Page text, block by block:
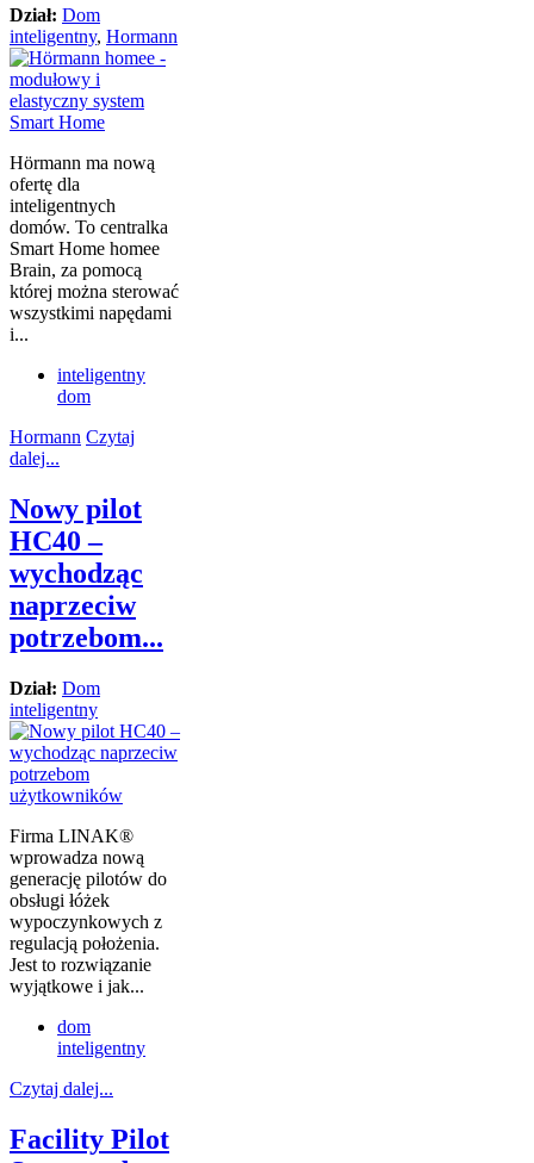
Dział: Dom
inteligentny, Hormann
Hörmann ma nową
ofertę dla
inteligentnych
domów. To centralka
Smart Home homee
Brain, za pomocą
której można sterować
wszystkimi napędami
i...
inteligentny
dom
Hormann Czytaj
dalej...
Nowy pilot
HC40 –
wychodząc
naprzeciw
potrzebom...
Dział: Dom
inteligentny
Firma LINAK®
wprowadza nową
generację pilotów do
obsługi łóżek
wypoczynkowych z
regulacją położenia.
Jest to rozwiązanie
wyjątkowe i jak...
dom
inteligentny
Czytaj dalej...
Facility Pilot